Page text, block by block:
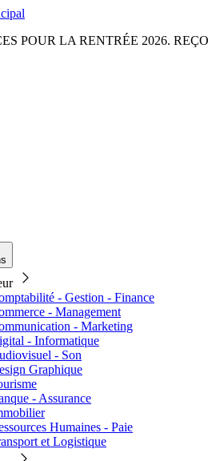
POUR LA RENTRÉE 2026.
- Gestion - Finance
- Management
- Marketing
- Informatique
- Son
Graphique
- Assurance
Humaines - Paie
et Logistique